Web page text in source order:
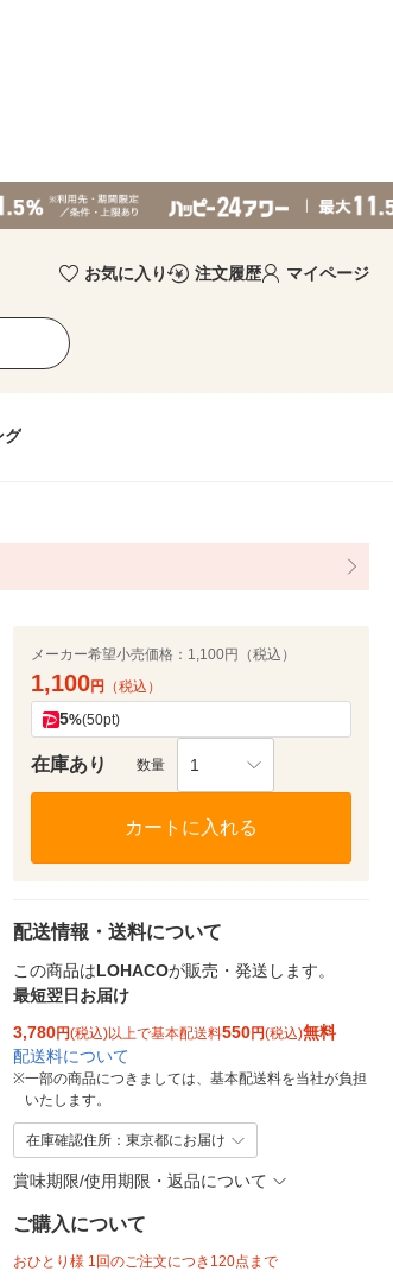
お気に入り 注文履歴 マイページ
グ
メーカー希望小売価格： 1,100円（税込）
1,100円 （税込）
5%(50pt)
在庫あり 数量 1
カートに入れる
配送情報・送料について
この商品はLOHACOが販売・発送します。
最短翌日お届け
3,780円(税込)以上で基本配送料550円(税込)無料
配送料について
※一部の商品につきましては、基本配送料を当社が負担
いたします。
在庫確認住所：東京都にお届け
賞味期限/使用期限・返品について
ご購入について
おひとり様 1回のご注文につき120点まで